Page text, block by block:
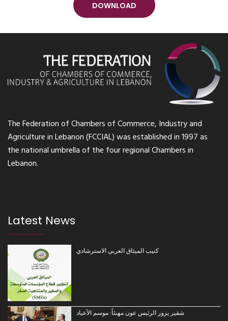
DOWNLOAD
The Federation of Chambers of Commerce, Industry and
Agriculture in Lebanon (FCCIAL) was established in 1997 as
the national umbrella of the four regional Chambers in
Lebanon.
Latest News
كتيب الميثاق العربي الاسترشادي
شقير يزور الرئيس عون مهنئاً: موسم الأعياد